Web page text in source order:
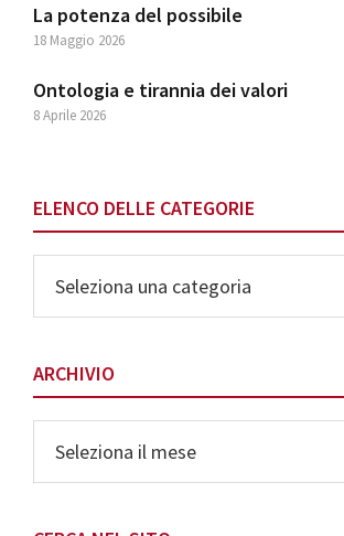
La potenza del possibile
18 Maggio 2026
Ontologia e tirannia dei valori
8 Aprile 2026
ELENCO DELLE CATEGORIE
delle
Categorie
ARCHIVIO